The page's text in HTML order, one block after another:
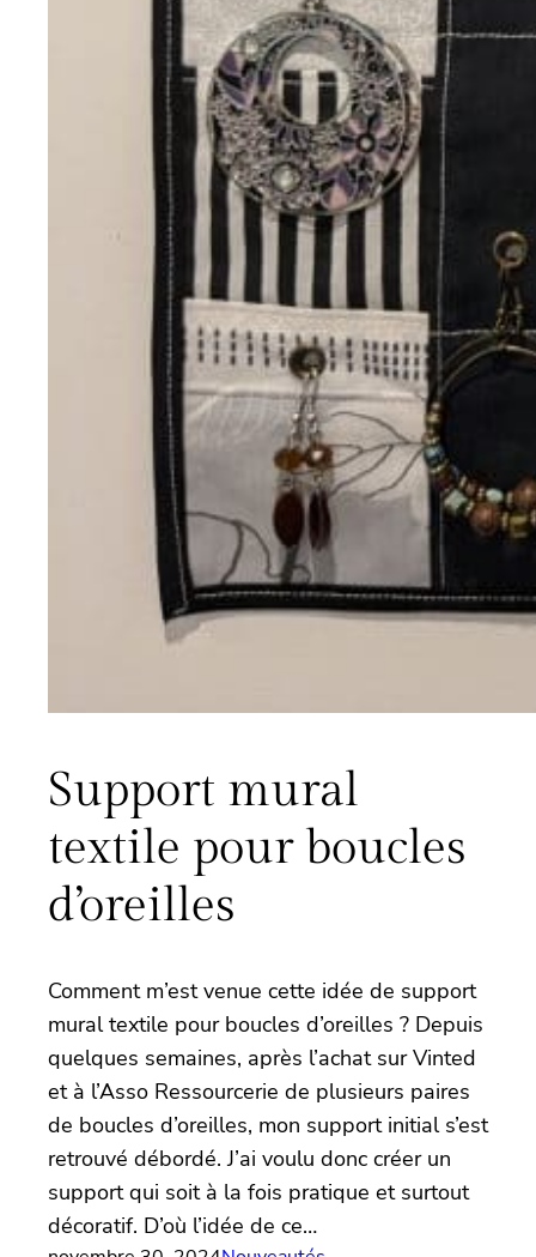
Support mural
textile pour boucles
d’oreilles
Comment m’est venue cette idée de support
mural textile pour boucles d’oreilles ? Depuis
quelques semaines, après l’achat sur Vinted
et à l’Asso Ressourcerie de plusieurs paires
de boucles d’oreilles, mon support initial s’est
retrouvé débordé. J’ai voulu donc créer un
support qui soit à la fois pratique et surtout
décoratif. D’où l’idée de ce…